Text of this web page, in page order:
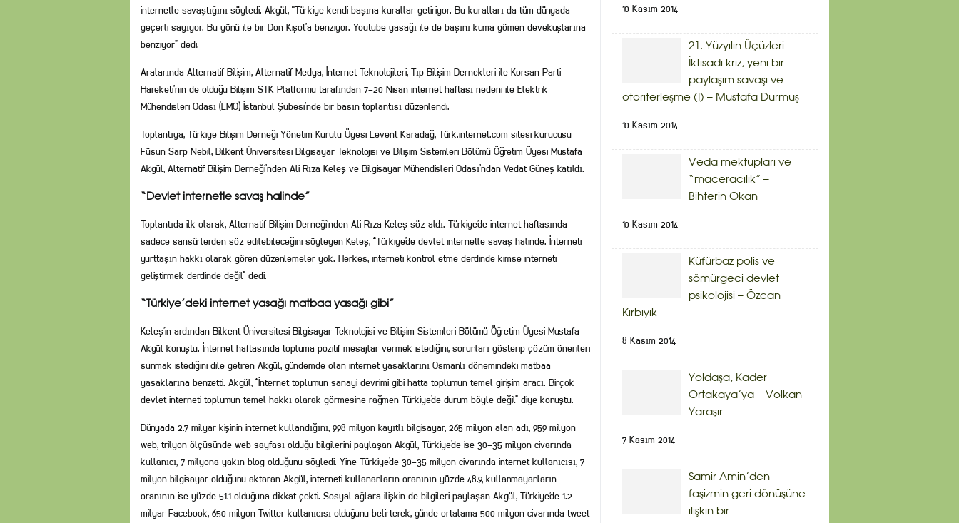
internetle savaştığını söyledi. Akgül, “Türkiye kendi başına kurallar getiriyor. Bu kuralları da tüm dünyada
geçerli sayıyor. Bu yönü ile bir Don Kişot’a benziyor. Youtube yasağı ile de başını kuma gömen devekuşlarına
benziyor” dedi.
Aralarında Alternatif Bilişim, Alternatif Medya, İnternet Teknolojileri, Tıp Bilişim Dernekleri ile Korsan Parti
Hareketi’nin de olduğu Bilişim STK Platformu tarafından 7-20 Nisan internet haftası nedeni ile Elektrik
Mühendisleri Odası (EMO) İstanbul Şubesi’nde bir basın toplantısı düzenlendi.
Toplantıya, Türkiye Bilişim Derneği Yönetim Kurulu Üyesi Levent Karadağ, Türk.internet.com sitesi kurucusu
Füsun Sarp Nebil, Bilkent Üniversitesi Bilgisayar Teknolojisi ve Bilişim Sistemleri Bölümü Öğretim Üyesi Mustafa
Akgül, Alternatif Bilişim Derneği’nden Ali Rıza Keleş ve Bilgisayar Mühendisleri Odası’ndan Vedat Güneş katıldı.
“Devlet internetle savaş halinde”
Toplantıda ilk olarak, Alternatif Bilişim Derneği’nden Ali Rıza Keleş söz aldı. Türkiye’de internet haftasında
sadece sansürlerden söz edilebileceğini söyleyen Keleş, “Türkiye’de devlet internetle savaş halinde. İnterneti
yurttaşın hakkı olarak gören düzenlemeler yok. Herkes, interneti kontrol etme derdinde kimse interneti
geliştirmek derdinde değil” dedi.
“Türkiye’deki internet yasağı matbaa yasağı gibi”
Keleş’in ardından Bilkent Üniversitesi Bilgisayar Teknolojisi ve Bilişim Sistemleri Bölümü Öğretim Üyesi Mustafa
Akgül konuştu. İnternet haftasında topluma pozitif mesajlar vermek istediğini, sorunları gösterip çözüm önerileri
sunmak istediğini dile getiren Akgül, gündemde olan internet yasaklarını Osmanlı dönemindeki matbaa
yasaklarına benzetti. Akgül, “İnternet toplumun sanayi devrimi gibi hatta toplumun temel girişim aracı. Birçok
devlet interneti toplumun temel hakkı olarak görmesine rağmen Türkiye’de durum böyle değil” diye konuştu.
Dünyada 2.7 milyar kişinin internet kullandığını, 998 milyon kayıtlı bilgisayar, 265 milyon alan adı, 959 milyon
web, trilyon ölçüsünde web sayfası olduğu bilgilerini paylaşan Akgül, Türkiye’de ise 30-35 milyon civarında
kullanıcı, 7 milyona yakın blog olduğunu söyledi. Yine Türkiye’de 30-35 milyon civarında internet kullanıcısı, 7
milyon bilgisayar olduğunu aktaran Akgül, interneti kullananların oranının yüzde 48.9, kullanmayanların
oranının ise yüzde 51.1 olduğuna dikkat çekti. Sosyal ağlara ilişkin de bilgileri paylaşan Akgül, Türkiye’de 1.2
milyar Facebook, 650 milyon Twitter kullanıcısı olduğunu belirterek, günde ortalama 500 milyon civarında tweet
10 Kasım 2014
21. Yüzyılın Üçüzleri:
İktisadi kriz, yeni bir
paylaşım savaşı ve
otoriterleşme (I) – Mustafa Durmuş
10 Kasım 2014
Veda mektupları ve
“maceracılık” –
Bihterin Okan
10 Kasım 2014
Küfürbaz polis ve
sömürgeci devlet
psikolojisi – Özcan
Kırbıyık
8 Kasım 2014
Yoldaşa, Kader
Ortakaya’ya – Volkan
Yaraşır
7 Kasım 2014
Samir Amin’den
faşizmin geri dönüşüne
ilişkin bir